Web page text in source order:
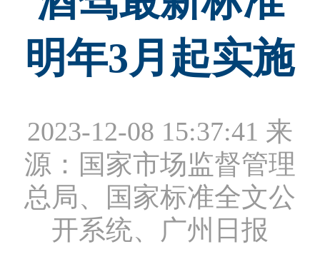
明年3月起实施
2023-12-08 15:37:41 来
源：国家市场监督管理
总局、国家标准全文公
开系统、广州日报